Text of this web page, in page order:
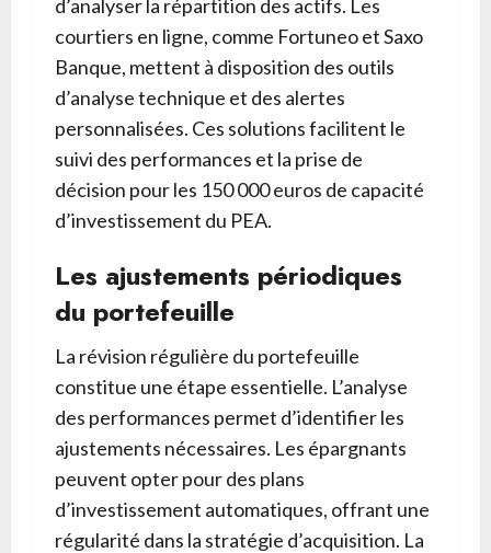
d’analyser la répartition des actifs. Les
courtiers en ligne, comme Fortuneo et Saxo
Banque, mettent à disposition des outils
d’analyse technique et des alertes
personnalisées. Ces solutions facilitent le
suivi des performances et la prise de
décision pour les 150 000 euros de capacité
d’investissement du PEA.
Les ajustements périodiques
du portefeuille
La révision régulière du portefeuille
constitue une étape essentielle. L’analyse
des performances permet d’identifier les
ajustements nécessaires. Les épargnants
peuvent opter pour des plans
d’investissement automatiques, offrant une
régularité dans la stratégie d’acquisition. La